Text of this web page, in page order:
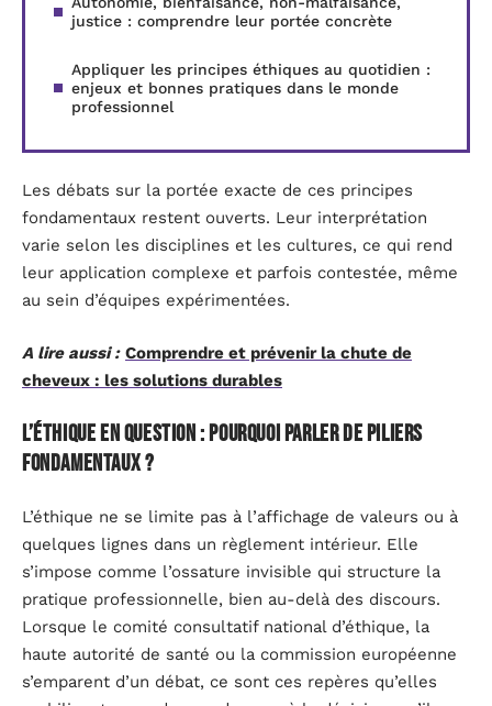
justice : comprendre leur portée concrète
Appliquer les principes éthiques au quotidien :
enjeux et bonnes pratiques dans le monde
professionnel
Les débats sur la portée exacte de ces principes
fondamentaux restent ouverts. Leur interprétation
varie selon les disciplines et les cultures, ce qui rend
leur application complexe et parfois contestée, même
au sein d’équipes expérimentées.
A lire aussi : Comprendre et prévenir la chute de
cheveux : les solutions durables
L’éthique en question : pourquoi parler de piliers
fondamentaux ?
L’éthique ne se limite pas à l’affichage de valeurs ou à
quelques lignes dans un règlement intérieur. Elle
s’impose comme l’ossature invisible qui structure la
pratique professionnelle, bien au-delà des discours.
Lorsque le comité consultatif national d’éthique, la
haute autorité de santé ou la commission européenne
s’emparent d’un débat, ce sont ces repères qu’elles